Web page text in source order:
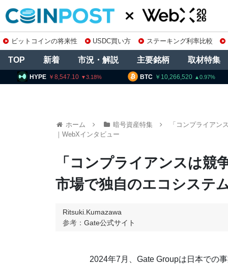
ビットコインの将来性 USDC買い方 ステーキング利率比較
TOP 新着 市況・解説 主要銘柄 取材特集
BTC 10,266,520 0.97 ETH
8,547.10 3.18
ホーム 暗号資産特集
「コンプライアン
｜WebXインタビュー
「コンプライアンスは競
市場で独自のエコシステ
Ritsuki.Kumazawa
参考： Gate公式サイト
2024年7月、Gate Groupは日本での